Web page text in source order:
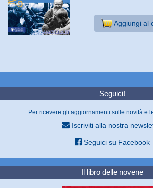
Aggiungi al
Seguici!
Per ricevere gli aggiornamenti sulle novità e
Iscriviti alla nostra
Seguici su Facebook
Il libro delle novene